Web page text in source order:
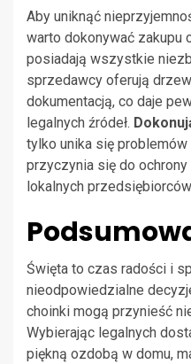
Aby uniknąć
warto dokonywać zakupu
posiadają wszystkie
sprzedawcy oferują
dokumentacją, co daje
legalnych źródeł.
tylko unika się problemów
przyczynia się do
lokalnych
Święta to czas radości i
nieodpowiedzialne
choinki mogą przynieść
Wybierając legalnych
piękną ozdobą w domu,